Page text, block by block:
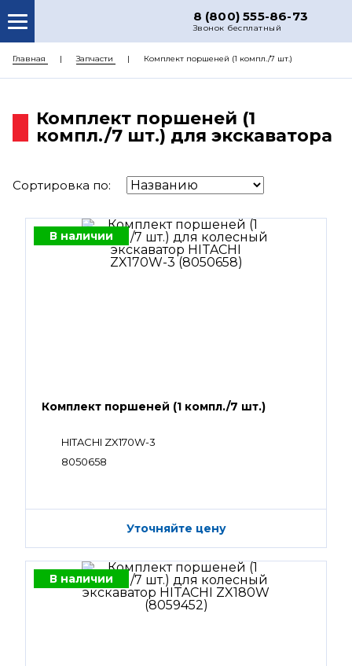
8 (800) 555-86-73
Звонок бесплатный
О НАС
РЕМОНТ
ДОСТАВКА
ЦЕНЫ
Главная Запчасти Комплект поршеней (1 компл./7 шт.)
Комплект поршеней (1
компл./7 шт.) для экскаватора
Сортировка по:
В наличии
Комплект поршеней (1 компл./7 шт.)
HITACHI ZX170W-3
8050658
Уточняйте цену
В наличии